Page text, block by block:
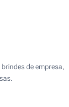
de empresa,